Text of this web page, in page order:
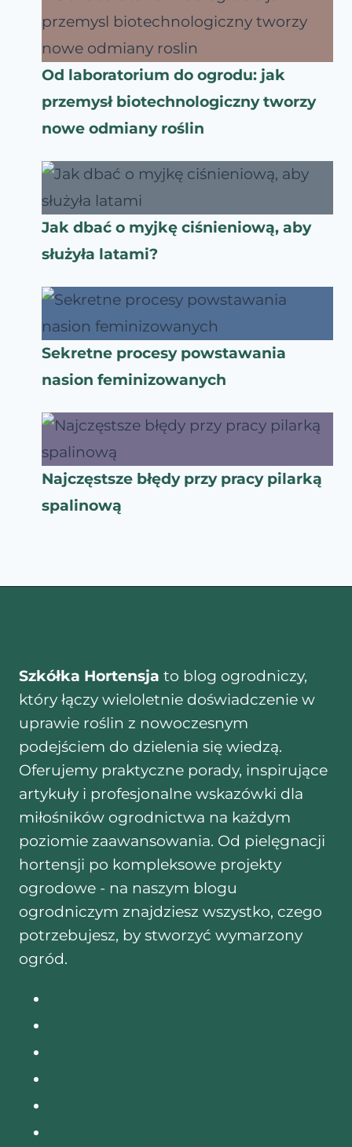
Od laboratorium do ogrodu: jak
przemysł biotechnologiczny tworzy
nowe odmiany roślin
Jak dbać o myjkę ciśnieniową, aby
służyła latami?
Sekretne procesy powstawania
nasion feminizowanych
Najczęstsze błędy przy pracy pilarką
spalinową
Szkółka Hortensja to blog ogrodniczy,
który łączy wieloletnie doświadczenie w
uprawie roślin z nowoczesnym
podejściem do dzielenia się wiedzą.
Oferujemy praktyczne porady, inspirujące
artykuły i profesjonalne wskazówki dla
miłośników ogrodnictwa na każdym
poziomie zaawansowania. Od pielęgnacji
hortensji po kompleksowe projekty
ogrodowe - na naszym blogu
ogrodniczym znajdziesz wszystko, czego
potrzebujesz, by stworzyć wymarzony
ogród.